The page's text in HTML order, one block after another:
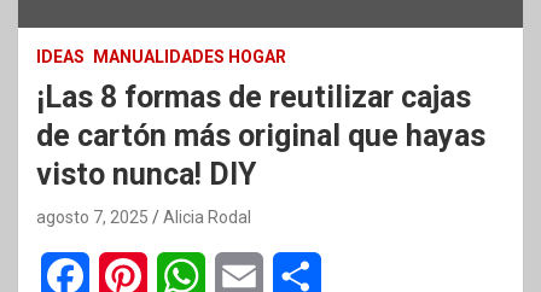
IDEAS MANUALIDADES HOGAR
¡Las 8 formas de reutilizar cajas
de cartón más original que hayas
visto nunca! DIY
agosto 7, 2025 Alicia Rodal